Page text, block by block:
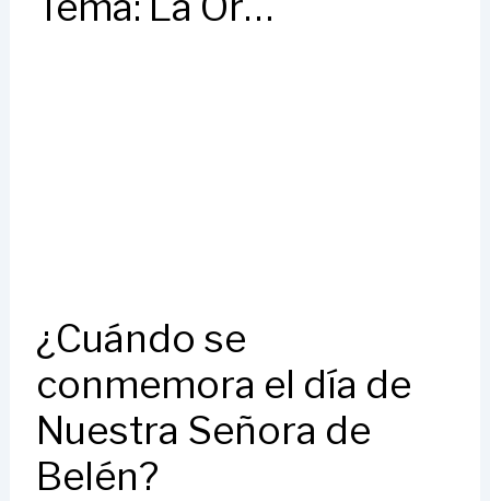
¿Cuándo se
conmemora el día de
Nuestra Señora de
Belén?